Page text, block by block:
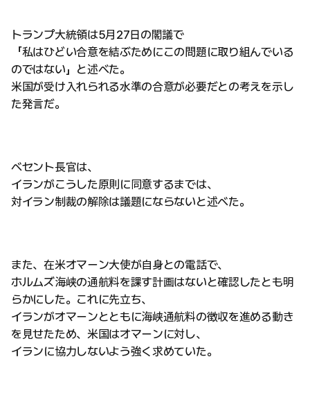
トランプ大統領は5月27日の閣議で
「私はひどい合意を結ぶためにこの問題に取り組んでいる
のではない」と述べた。
米国が受け入れられる水準の合意が必要だとの考えを示し
た発言だ。
ベセント長官は、
イランがこうした原則に同意するまでは、
対イラン制裁の解除は議題にならないと述べた。
また、在米オマーン大使が自身との電話で、
ホルムズ海峡の通航料を課す計画はないと確認したとも明
らかにした。これに先立ち、
イランがオマーンとともに海峡通航料の徴収を進める動き
を見せたため、米国はオマーンに対し、
イランに協力しないよう強く求めていた。